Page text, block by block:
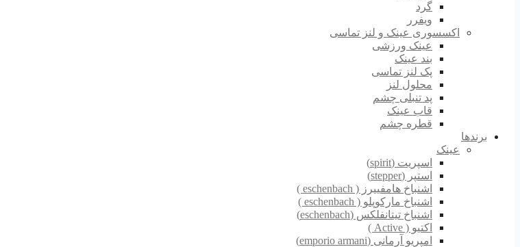
گرد
ویفرر
اکسسوری عینک و لنز تماسی
عینک ورزشی
بند عینک
پک لنز تماسی
محلول لنز
پد تنبلی چشم
قاب عینک
قطره چشم
برندها
عینک
اسپریت (spirit)
استپر (stepper)
اشنباخ هامفییرز ( eschenbach )
اشنباخ مارکوپلو ( eschenbach )
اشنباخ تیتانفلکس (eschenbach)
اکتیو ( Active )
امپریو آرمانی (emporio armani)